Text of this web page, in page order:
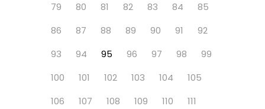
79
80 81 82 83 84
85
86
87 88 89 90 91
92
93
94 95 96 97 98
99
100
101 102 103 104
105
106
107 108 109 110
111